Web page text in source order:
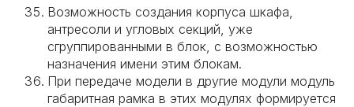
Возможность создания корпуса шкафа,
антресоли и угловых секций, уже
сгруппированными в блок, с возможностью
назначения имени этим блокам.
При передаче модели в другие модули модуль
габаритная рамка в этих модулях формируется